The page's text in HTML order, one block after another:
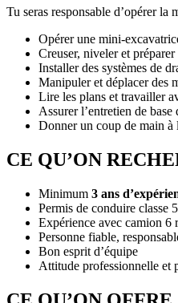
Tu seras responsable d’opérer la
Opérer une mini-
Creuser, niveler et préparer
Installer des systèmes de
Manipuler et déplacer des
Lire les plans et travailler
Assurer l’entretien de
Donner un coup de main à
CE QU’ON
Minimum 3 ans
Permis de conduire classe
Expérience avec camion 6
Personne fiable,
Bon esprit d’équipe
Attitude professionnelle et